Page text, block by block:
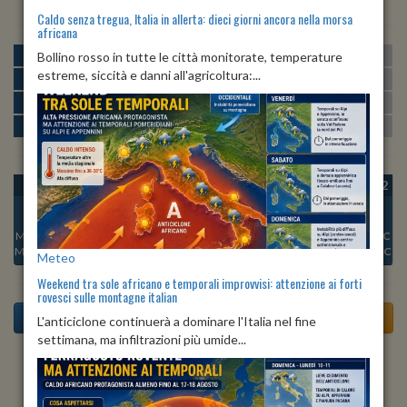
MATTINA min:24º max:28º U:68%
POMERIGGIO min:28º max:29º
SERA min: 24º max:30º U:74%-95%
NOTTE min:23º max:24º U:97%
OGGI
Min:
25°C
Max:31°C
VEN 07
Min:
24°C
Max:31°C
SAB 08
Min:24°C
Max:30°C
DOM 09
Min:24°C
Max:31°C
LUN 10
Min:
24°C
Max:32°C
MAR 11
Min:23°C
Max:31°C
MER 12
Min:
24°C
Max:31°C
Previsioni del Tempo a Alcamo di dopodomani
Caldo senza tregua, Italia in allerta: dieci giorni ancora nella morsa
africana
Bollino rosso in tutte le città monitorate, temperature
estreme, siccità e danni all'agricoltura:...
Meteo
Weekend tra sole africano e temporali improvvisi: attenzione ai forti
rovesci sulle montagne italian
L'anticiclone continuerà a dominare l'Italia nel fine
settimana, ma infiltrazioni più umide...